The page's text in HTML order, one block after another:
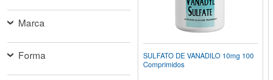
Marca
Forma
SULFATO DE VANADILO 10mg 100
Comprimidos